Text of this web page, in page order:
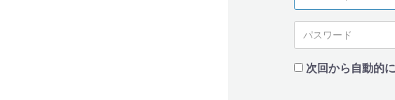
次回から自動的